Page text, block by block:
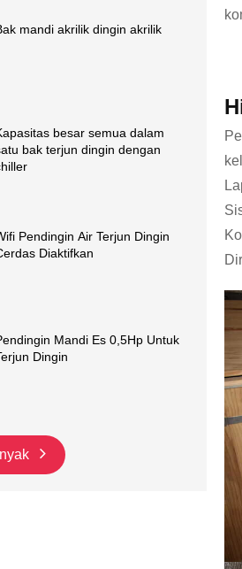
mandi akrilik dingin akrilik
besar semua dalam
bak terjun dingin dengan
Pendingin Air Terjun Dingin
Diaktifkan
Mandi Es 0,5Hp Untuk
Dingin